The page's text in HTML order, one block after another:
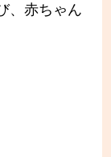
、赤ちゃん